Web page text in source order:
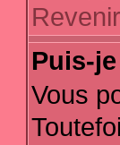
Puis-
Vous